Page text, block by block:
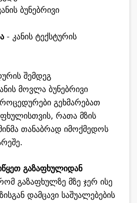
ბუნებრივი
- კანის ტექსტურის
შემდეგ
მოვლა ბუნებრივი
გეხმარებათ
რათა მზის
თანაბრად იმოქმედოს
გაზაფხულიდან
გაზაფხულზე მზე ჯერ ისე
დამცავი საშუალებების